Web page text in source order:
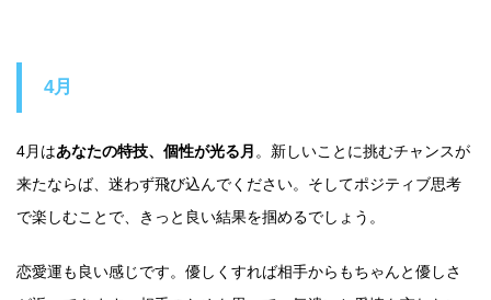
4月
4月はあなたの特技、個性が光る月 。新しいことに挑むチャンスが
来たならば、迷わず飛び込んでください。そしてポジティブ思考
で楽しむことで、きっと良い結果を掴めるでしょう。
恋愛運も良い感じです。優しくすれば相手からもちゃんと優しさ